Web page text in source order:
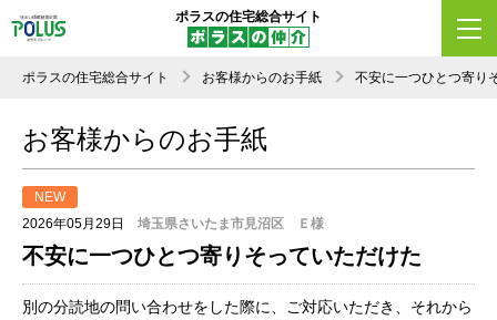
ポラスの住宅総合サイト
ポラスの住宅総合サイト お客様からのお手紙 不安に一つひとつ寄り
お客様からのお手紙
2026年05月29日 埼玉県さいたま市見沼区 Ｅ様
NEW
不安に一つひとつ寄りそっていただけた
別の分読地の問い合わせをした際に、ご対応いただき、それから